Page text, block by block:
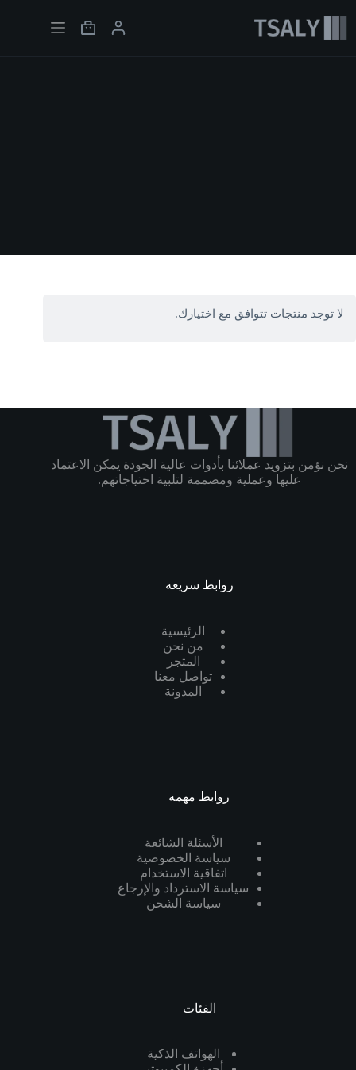
المحتوى
Shopping
لا توجد منتجات تتوافق مع اختيارك.
نحن نؤمن بتزويد عملائنا بأدوات عالية الجودة يمكن الاعتماد
عليها وعملية ومصممة لتلبية احتياجاتهم.
روابط سريعه
الرئيسية
من نحن
المتجر
تواصل معنا
المدونة
روابط مهمه
الأسئلة الشائعة
سياسة الخصوصية
اتفاقية الاستخدام
سياسة الاسترداد والإرجاع
سياسة الشحن
الفئات
الهواتف الذكية